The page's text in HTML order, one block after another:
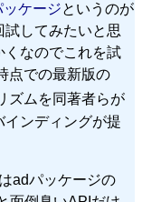
ケージというのが
試してみたいと思
くなのでこれを試
点での最新版の
ズムを同著者らが
インディングが提
adパッケージの